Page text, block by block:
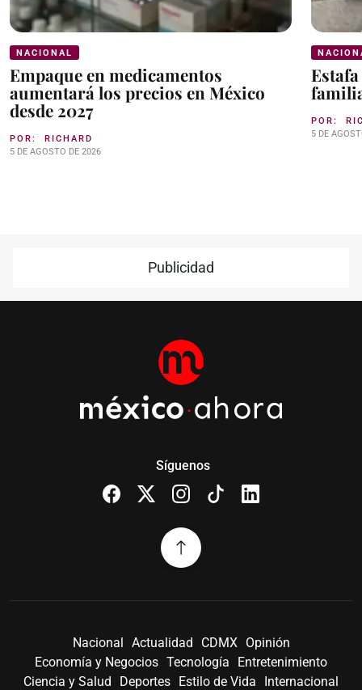
NACIONAL
Empaque en medicamentos
aumentará los precios en México
desde 2027
POR: RICHARD
5 DE AGOSTO DE 2026
POR:
5 DE
Publicidad
Síguenos
Nacional Actualidad CDMX
Opinión
Economía y Negocios Tecnología
Entretenimiento
Ciencia y Salud
Deportes Estilo de Vida Internacional